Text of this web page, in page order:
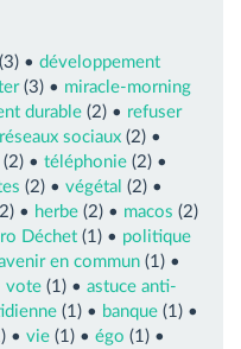
(3) • développement
(3) • miracle-morning
durable (2) • refuser
réseaux sociaux (2) •
(2) • téléphonie (2) •
(2) • végétal (2) •
• herbe (2) • macos (2)
Déchet (1) • politique
en commun (1) •
vote (1) • astuce anti-
(1) • banque (1) •
• vie (1) • égo (1) •